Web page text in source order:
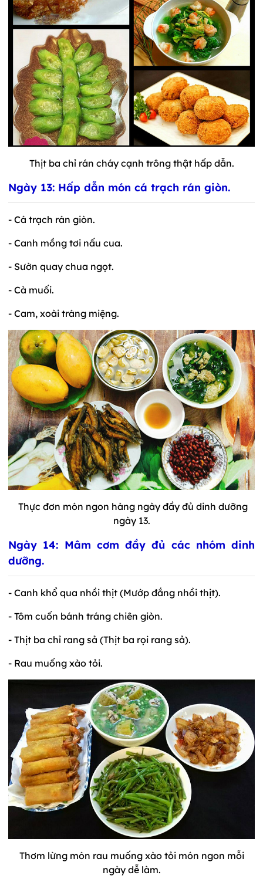
Thịt ba chỉ rán cháy cạnh trông thật hấp dẫn.
Ngày 13: Hấp dẫn món cá trạch rán giòn.
- Cá trạch rán giòn.
- Canh mồng tơi nấu cua.
- Sườn quay chua ngọt.
- Cà muối.
- Cam, xoài tráng miệng.
Thực đơn món ngon hàng ngày đầy đủ dinh dưỡng
ngày 13.
Ngày 14: Mâm cơm đầy đủ các nhóm dinh
dưỡng.
- Canh khổ qua nhồi thịt (Mướp đắng nhồi thịt).
- Tôm cuốn bánh tráng chiên giòn.
- Thịt ba chỉ rang sả (Thịt ba rọi rang sả).
- Rau muống xào tỏi.
Thơm lừng món rau muống xào tỏi món ngon mỗi
ngày dễ làm.